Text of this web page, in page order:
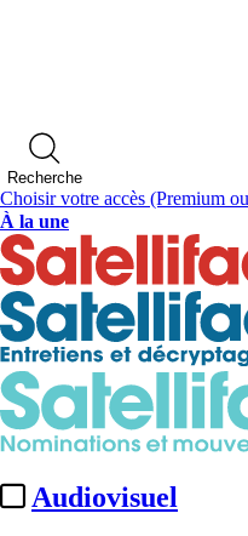
Recherche
Choisir votre accès (Premium
À la une
Audiovisuel